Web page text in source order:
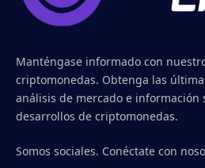
Manténgase informado con
criptomonedas. Obtenga las
análisis de mercado e información
desarrollos de criptomonedas.
Somos sociales. Conéctate con